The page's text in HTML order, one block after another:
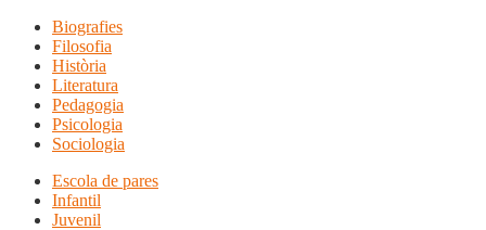
Biografies
Filosofia
Història
Literatura
Pedagogia
Psicologia
Sociologia
Escola de pares
Infantil
Juvenil